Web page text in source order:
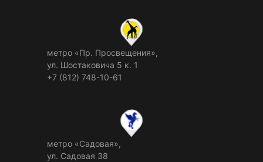
метро «Пр. Просвещения»,
ул. Шостаковича 5 к. 1
+7 (812) 748-10-61
метро «Садовая»,
ул. Садовая 38